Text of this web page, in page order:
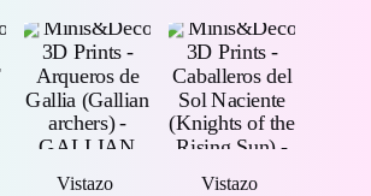
Vistazo
Vistazo